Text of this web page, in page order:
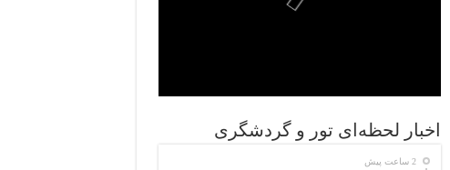
اخبار لحظه‌ای تور و گردشگری
2 ساعت پیش